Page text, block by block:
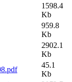
1598.4
Kb
959.8
Kb
2902.1
Kb
45.1
Kb